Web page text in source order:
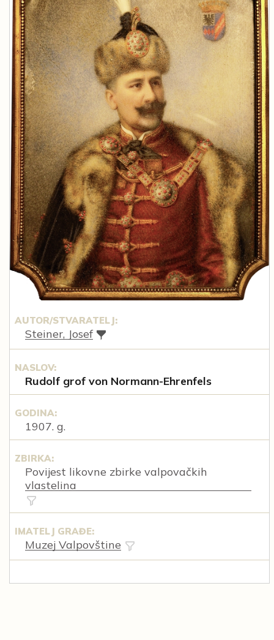
AUTOR/STVARATELJ:
Steiner, Josef
NASLOV:
Rudolf grof von Normann-Ehrenfels
GODINA:
1907. g.
ZBIRKA:
Povijest likovne zbirke valpovačkih
vlastelina
IMATELJ GRAĐE:
Muzej Valpovštine